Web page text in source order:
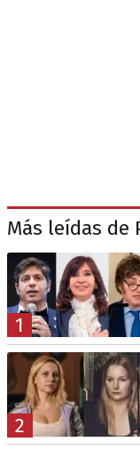
Más leídas de
1
2